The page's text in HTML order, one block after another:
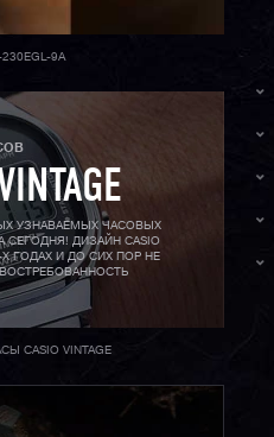
9A
УЗНАВАЕМЫХ ЧАСОВЫХ
ДИЗАЙН CASIO
X ГОДАХ И ДО СИХ ПОР НЕ
CASIO VINTAGE